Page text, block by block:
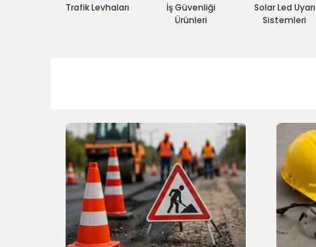
Trafik Levhaları
İş Güvenliği
Ürünleri
Solar Led Uyarı
Sistemleri